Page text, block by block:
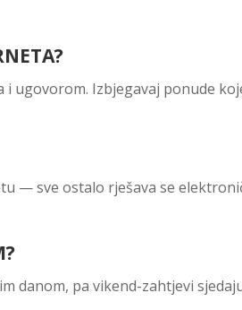
ugovorom. Izbjegavaj ponude
— sve ostalo rješava se
danom, pa vikend-zahtjevi